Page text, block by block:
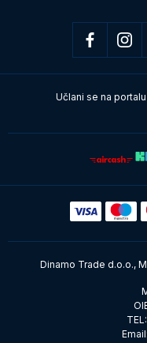
Učlani se na
Dinamo Trade d.o.o.,
TEL:
Email: